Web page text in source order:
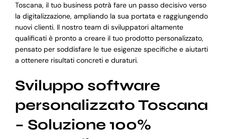
Toscana, il tuo business potrà fare un passo decisivo verso
la digitalizzazione, ampliando la sua portata e raggiungendo
nuovi clienti. Il nostro team di sviluppatori altamente
qualificati è pronto a creare il tuo prodotto personalizzato,
pensato per soddisfare le tue esigenze specifiche e aiutarti
a ottenere risultati concreti e duraturi.
Sviluppo software
personalizzato Toscana
– Soluzione 100%